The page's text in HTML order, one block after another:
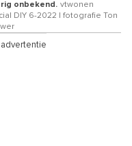
onbekend. vtwonen
DIY 6-2022 | fotografie Ton